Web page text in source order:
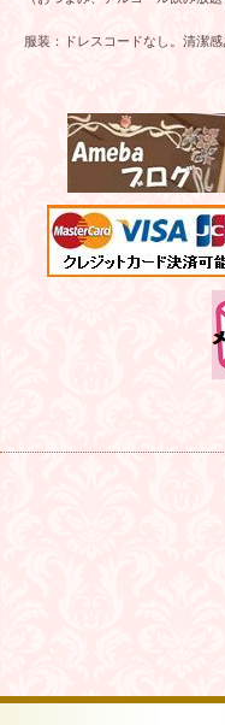
服装：ドレスコードなし。清潔